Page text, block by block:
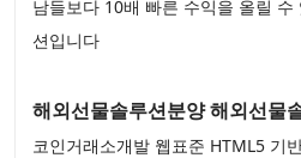
남들보다 10배 빠른 수익을 올릴
션입니다
해외선물솔루션분양 해외선물
코인거래소개발 웹표준 HTML5 기